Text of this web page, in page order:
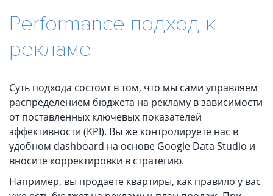
Performance подход к
рекламе
Суть подхода состоит в том, что мы сами управляем
распределением бюджета на рекламу в зависимости
от поставленных ключевых показателей
эффективности (KPI). Вы же контролируете нас в
удобном dashboard на основе Google Data Studio и
вносите корректировки в стратегию.
Например, вы продаете квартиры, как правило у вас